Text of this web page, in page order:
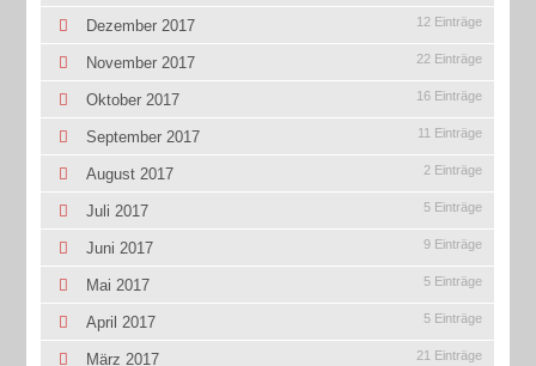
Dezember 2017 12 Einträge
November 2017 22 Einträge
Oktober 2017 16 Einträge
September 2017 11 Einträge
August 2017 2 Einträge
Juli 2017 5 Einträge
Juni 2017 9 Einträge
Mai 2017 5 Einträge
April 2017 5 Einträge
März 2017 21 Einträge